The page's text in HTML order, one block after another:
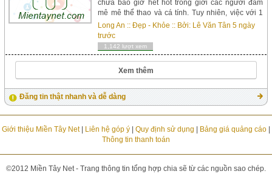
chưa bao giờ hết hot trong giới các người đam
mê mê thể thao và cá tính. Tuy nhiên, việc với 1
dòng nón vừa đẹp, hợp bắt mắt, lại chất lượng và
giá rẻ không phải là...
Long An ::Đẹp - Khỏe :: Bởi: Lê Văn Tân 5 ngày
trước
1,142 lượt xem
Xem thêm
Đăng tin thật nhanh và dễ dàng
Giới thiệu Miền Tây Net| Liên hệ góp ý| Quy định sử dụng Bảng giá quảng cáo|
Thông tin thanh toán
©2012 Miền Tây Net - Trang thông tin tổng hợp chia sẽ từ các nguồn sao chép.